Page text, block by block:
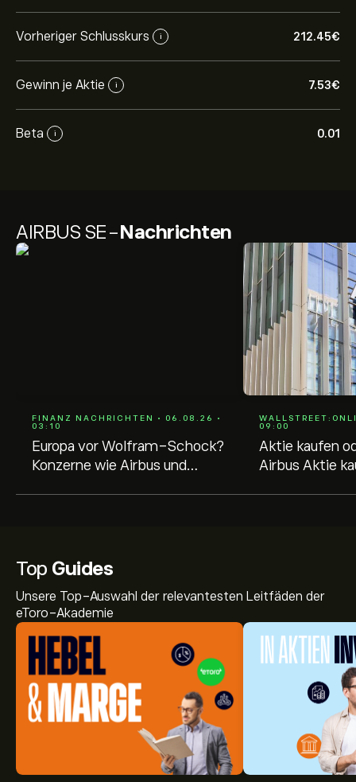
AIRBUS SE-Nachrichten
FINANZ NACHRICHTEN • 06.08.26 •
03:10
Europa vor Wolfram-Schock?
Konzerne wie Airbus und
09:00
Aktie kaufen
Airbus Aktie
Vorheriger Schlusskurs i 212.45‎€‎
Gewinn je Aktie i 7.53‎€‎
Beta i 0.01
Top Guides
Unsere Top-Auswahl der relevantesten Leitfäden der
eToro-Akademie